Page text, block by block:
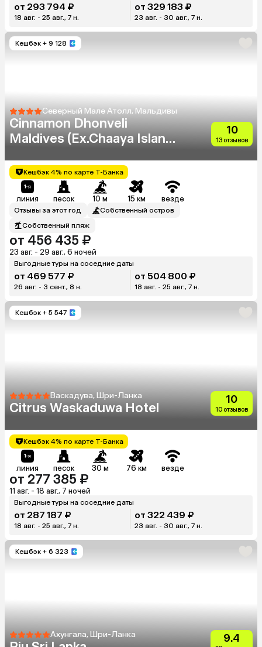
от 293 794 ₽
18 авг. - 25 авг., 7 н.
от 329 183 ₽
23 авг. - 30 авг., 7 н.
Кешбэк + 9 128
Северный Мале Атолл, Мальдивы
Cinnamon Dhonveli
Maldives (Ex.Chaaya Island
10
13 отзывов
Кешбэк 4% по карте Т-Банка
линия песок 10 м 15 км везде
Отзывы за этот год
Собственный остров
Собственный пляж
от 456 435 ₽
23 авг. - 29 авг., 6 ночей
Выгодные туры на соседние даты
от 469 577 ₽
26 авг. - 3 сент., 8 н.
от 504 800 ₽
18 авг. - 25 авг., 7 н.
Кешбэк + 5 547
Васкадува, Шри-Ланка
Citrus Waskaduwa Hotel
10
10 отзывов
Кешбэк 4% по карте Т-Банка
линия песок 30 м 76 км везде
от 277 385 ₽
11 авг. - 18 авг., 7 ночей
Выгодные туры на соседние даты
от 287 187 ₽
18 авг. - 25 авг., 7 н.
от 322 439 ₽
23 авг. - 30 авг., 7 н.
Кешбэк + 6 323
Ахунгала, Шри-Ланка 9.4